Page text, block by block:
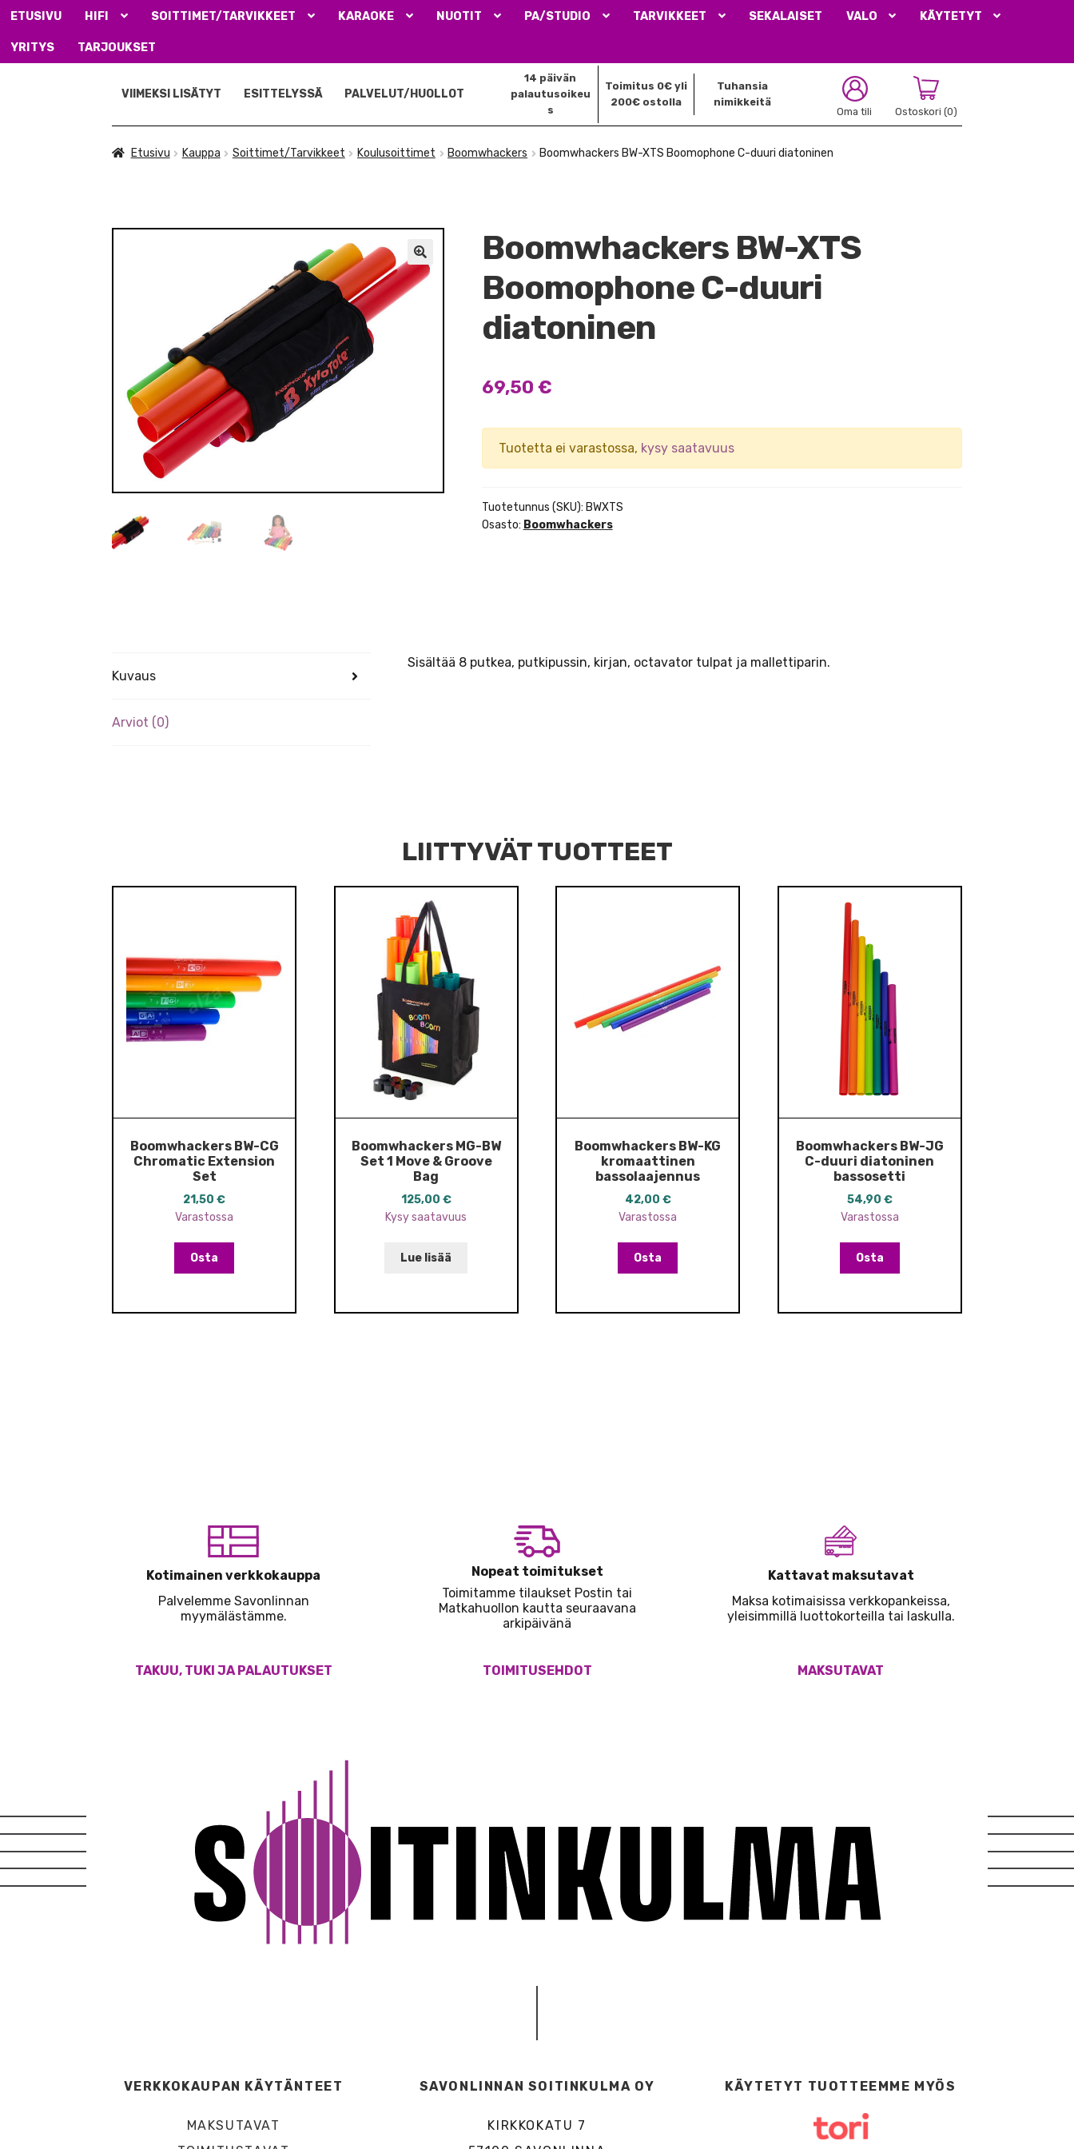
ETUSIVU HIFI SOITTIMET/TARVIKKEET KARAOKE NUOTIT PA/STUDIO TARVIKKEET SEKALAISET VALO KÄYTETYT
YRITYS TARJOUKSET
navigointiin
sisältöön
Oma tili Ostoskori (0)
14 päivän
palautusoikeu
s
Toimitus 0€ yli
200€ ostolla
Tuhansia
nimikkeitä
VIIMEKSI LISÄTYT ESITTELYSSÄ PALVELUT/HUOLLOT
Etusivu Kauppa Soittimet/Tarvikkeet Koulusoittimet Boomwhackers Boomwhackers BW-XTS Boomophone C-duuri diatoninen
🔍
Boomwhackers BW-XTS
Boomophone C-duuri
diatoninen
69,50 €
Tuotetta ei varastossa, kysy saatavuus
Tuotetunnus (SKU): BWXTS
Osasto: Boomwhackers
Kuvaus
Arviot (0)
Sisältää 8 putkea, putkipussin, kirjan, octavator tulpat ja mallettiparin.
LIITTYVÄT TUOTTEET
Boomwhackers BW-CG
Chromatic Extension
Set
21,50€
Varastossa
Osta
Boomwhackers MG-BW
Set 1 Move & Groove
Bag
125,00 €
Kysy saatavuus
Lue lisää
Boomwhackers BW-KG
kromaattinen
bassolaajennus
42,00 €
Varastossa
Osta
Boomwhackers BW-JG
C-duuri diatoninen
bassosetti
54,90 €
Varastossa
Osta
Kotimainen verkkokauppa
Palvelemme Savonlinnan
myymälästämme.
TAKUU, TUKI JA PALAUTUKSET
Nopeat toimitukset
Toimitamme tilaukset Postin tai
Matkahuollon kautta seuraavana
arkipäivänä
TOIMITUSEHDOT
Kattavat maksutavat
Maksa kotimaisissa verkkopankeissa,
yleisimmillä luottokorteilla tai laskulla.
MAKSUTAVAT
VERKKOKAUPAN KÄYTÄNTEET
MAKSUTAVAT
SAVONLINNAN SOITINKULMA OY
KIRKKOKATU 7
KÄYTETYT TUOTTEEMME MYÖS